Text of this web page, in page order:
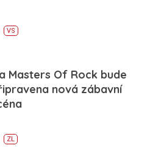
VS
Masters Of Rock bude
nová zábavní
ZL